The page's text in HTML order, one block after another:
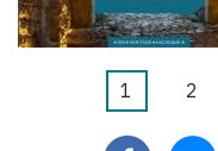
Pagination
Trang
1 2